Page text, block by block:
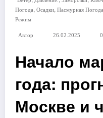
Погода, Осадки, Пасмурная Погода
Режим
Автор 26.02.2025
Начало
года:
Москве и